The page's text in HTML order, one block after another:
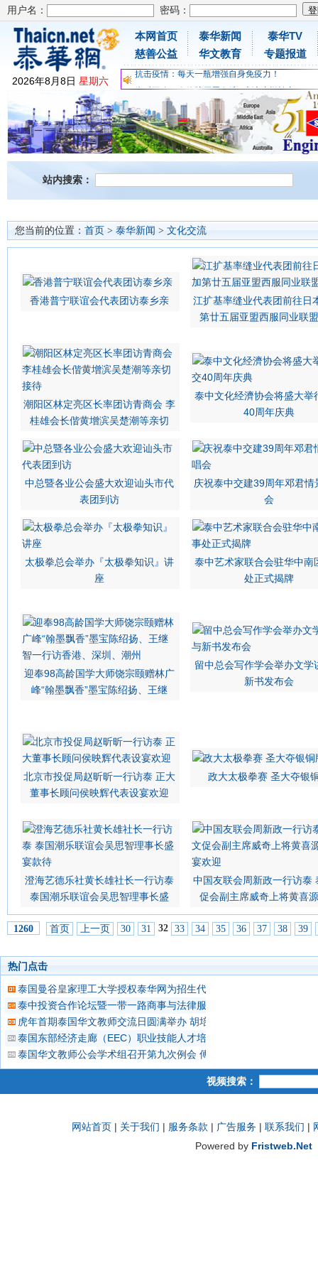
用户名： 密码：
2026年8月8日 星期六
本网首页
慈善公益
泰华新闻
华文教育
泰华TV
专题报道
为时不晚，人体胶原蛋白维C应该这样补充
关爱儿童健康，免费领取日本原装尤妮佳超立体
抗击疫情：每天一瓶增强自身免疫力！
为时不晚，人体胶原蛋白维C应该这样补充
关爱儿童健康，免费领取日本原装尤妮佳超立体
抗击疫情：每天一瓶增强自身免疫力！
站内搜索：
您当前的位置： 首页 > 泰华新闻 > 文化交流
香港普宁联谊会代表团访泰乡亲
江扩基率缝业代表团前往日
第廿五届亚盟西服同业联
潮阳区林定亮区长率团访青商会 李
桂雄会长偕黄增滨吴楚潮等亲切
泰中文化经濟协会将盛大举
40周年庆典
中总暨各业公会盛大欢迎讪头市代
表团到访
庆祝泰中交建39周年邓君情
会
太极拳总会举办『太极拳知识』讲
座
泰中艺术家联合会驻华中南
处正式揭牌
迎奉98高龄国学大师饶宗颐赠林广
峰“翰墨飘香”墨宝陈绍扬、王继
留中总会写作学会举办文学
新书发布会
北京市投促局赵昕昕一行访泰 正大
董事长顾问侯映辉代表设宴欢迎
政大太极拳赛 圣大夺银
澄海艺德乐社黄长雄社长一行访泰
泰国潮乐联谊会吴思智理事长盛
中国友联会周新政一行访泰
促会副主席威奇上将黄喜
1260 首页 上一页 30 31 32 33 34 35 36 37 38 39
热门点击
泰国曼谷皇家理工大学授权泰华网为招生代理
泰中投资合作论坛暨一带一路商事与法律服务中心、海南省贸促会
虎年首期泰国华文教师交流日圆满举办 胡培安教授解读海外华文
泰国东部经济走廊（EEC）职业技能人才培养高峰论坛成功举办 颂
泰国华文教师公会学术组召开第九次例会 傅增有教授、胡培安教授
视频搜索：
网站首页 | 关于我们 | 服务条款 | 广告服务 | 联系我们 |
Powered by Fristweb.Net